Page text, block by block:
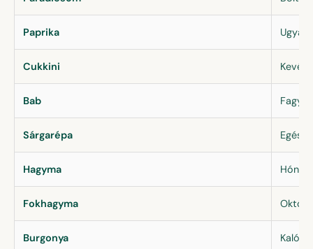
Paprika
Cukkini Kevés
Bab
Sárgarépa Egész
Hagyma
Fokhagyma
Burgonya